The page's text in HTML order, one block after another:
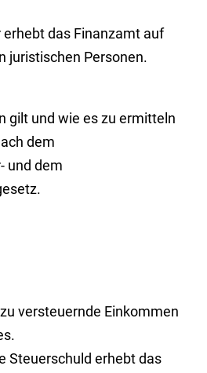
das Finanzamt auf
juristischen Personen.
gilt und wie es zu ermitteln
dem
und dem
versteuernde Einkommen
Steuerschuld erhebt das